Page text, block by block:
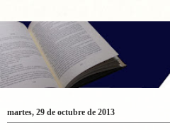
martes, 29 de octubre de 2013